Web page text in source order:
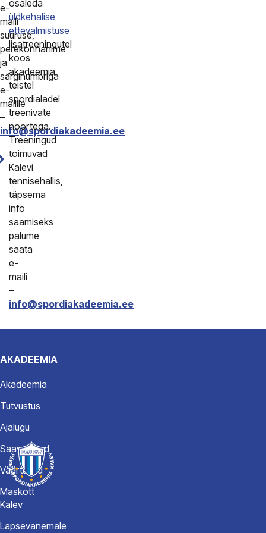
e-
maili
suuruse,
perekonnanime
ja
särginumbriga
e-
mailile
–
info@spordiakadeemia.ee
osaleda
üldkehalise
ettevalmistuse
lisatreeningutel
koos
akadeemia
teistel
spordialadel
treenivate
noortega.
Treeningud
toimuvad
Kalevi
tennisehallis,
täpsema
info
saamiseks
palume
saata
e-
maili
–
info@spordiakadeemia.ee
AKADEEMIA
Akadeemia
Tutvustus
Ajalugu
Saavutused
Väärtused
Maskott
Kalev
Lapsevanemale